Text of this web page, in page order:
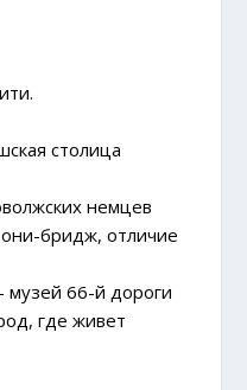
столица
немцев
бридж, отличие
66-й дороги
где живет